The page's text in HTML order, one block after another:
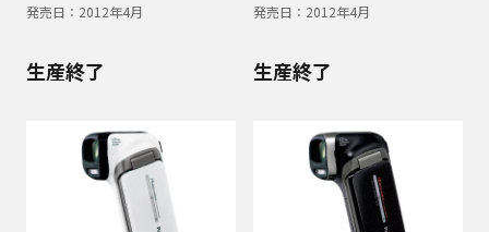
発売日： 2012年4月 発売日： 2012年4月
生産終了 生産終了